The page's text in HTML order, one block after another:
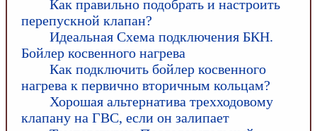
Как правильно подобрать и настроить
перепускной клапан?
Идеальная Схема подключения БКН.
Бойлер косвенного нагрева
Как подключить бойлер косвенного
нагрева к первично вторичным кольцам?
Хорошая альтернатива трехходовому
клапану на ГВС, если он залипает